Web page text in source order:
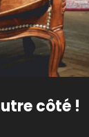
côté !